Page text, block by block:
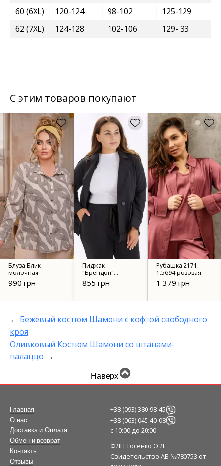
60 (6XL)
120-124 98-102
125-129
62 (7XL)
124-128 102-106 129- 33
С этим товаров покупают
Блуза Блик
молочная
990 грн
Пиджак
"Брендон"
(черный)
855 грн
Рубашка 2171-
1.5694 розовая
1 379 грн
← Бежевый костюм Шамони с кофтой свободного
кроя
Оливковый Костюм Шамони со штанами-
палаццо →
Наверх
Главная
О нас
Доставка и Оплата
Обмен и возврат
Контакты
Отзывы
+38 (093) 380-98-45
+38 (063) 045-40-08
с 10:00 до 20:00
ФЛП Тосенко О.Л.
Свидетельство АБ №780753 от